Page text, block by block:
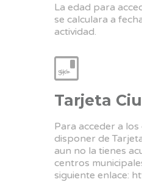
La edad para
se calculara a
actividad.
Tarjeta
Para acceder a
disponer de
aun no la tienes
centros
siguiente enlace: